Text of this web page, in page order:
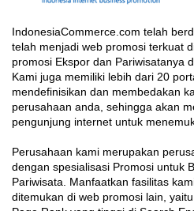
IndonesiaCommerce.com telah
telah menjadi web promosi terkuat
promosi Ekspor dan Pariwisatanya
Kami juga memiliki lebih dari 20
mendefinisikan dan membedakan
perusahaan anda, sehingga akan
pengunjung internet untuk
Perusahaan kami merupakan
dengan spesialisasi Promosi untuk
Pariwisata. Manfaatkan fasilitas
ditemukan di web promosi lain,